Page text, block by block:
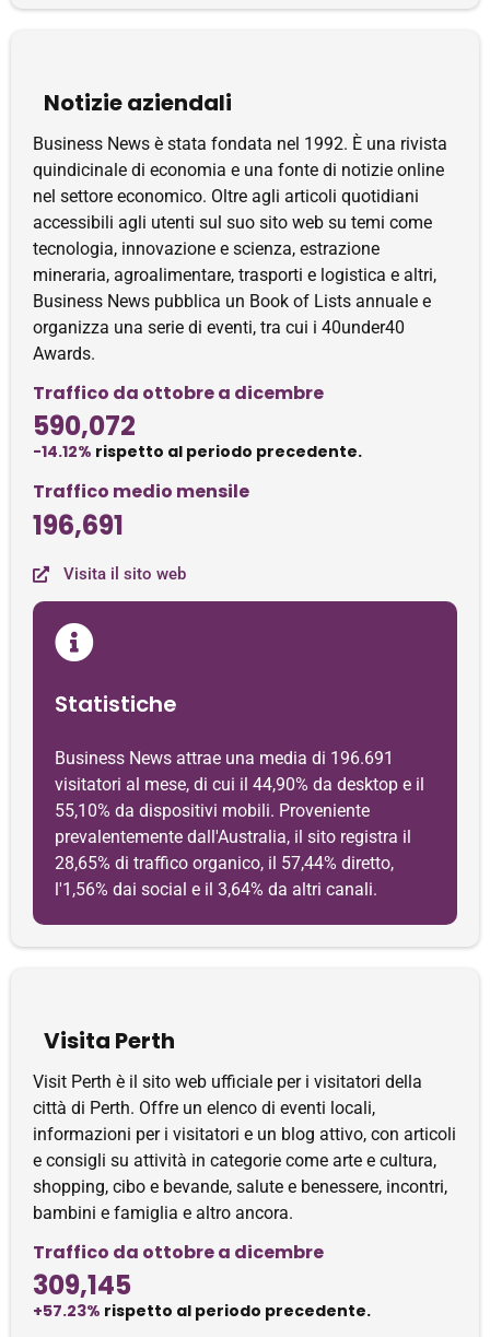
Notizie aziendali
Business News è stata fondata nel 1992. È una rivista
quindicinale di economia e una fonte di notizie online
nel settore economico. Oltre agli articoli quotidiani
accessibili agli utenti sul suo sito web su temi come
tecnologia, innovazione e scienza, estrazione
mineraria, agroalimentare, trasporti e logistica e altri,
Business News pubblica un Book of Lists annuale e
organizza una serie di eventi, tra cui i 40under40
Awards.
Traffico da ottobre a dicembre
590,072
-14.12% rispetto al periodo precedente.
Traffico medio mensile
196,691
Visita il sito web
Statistiche
Business News attrae una media di 196.691
visitatori al mese, di cui il 44,90% da desktop e il
55,10% da dispositivi mobili. Proveniente
prevalentemente dall'Australia, il sito registra il
28,65% di traffico organico, il 57,44% diretto,
l'1,56% dai social e il 3,64% da altri canali.
Visita Perth
Visit Perth è il sito web ufficiale per i visitatori della
città di Perth. Offre un elenco di eventi locali,
informazioni per i visitatori e un blog attivo, con articoli
e consigli su attività in categorie come arte e cultura,
shopping, cibo e bevande, salute e benessere, incontri,
bambini e famiglia e altro ancora.
Traffico da ottobre a dicembre
309,145
+57.23% rispetto al periodo precedente.